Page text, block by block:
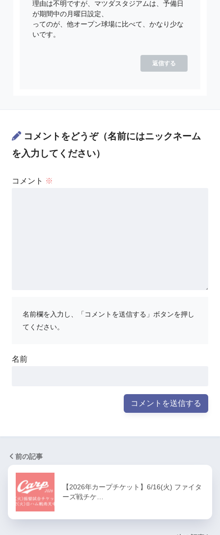
理由は不明ですが、マツダスタジアムは、予備日
が期間中の月曜日設定、
ってのが、他オープン球場に比べて、かなり少な
いです。
返信する
コメントをどうぞ（名前にはニックネーム
を入力してください）
コメント ※
名前欄を入力し、「コメントを送信する」ボタンを押し
てください。
名前
前の記事
【2026年カープチケット】6/16(火) ファイタ
ーズ戦チケ…